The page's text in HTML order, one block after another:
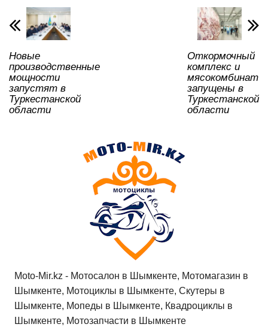
p
p
o
o
k
и
ть
Новые
производственные
мощности
запустят в
Туркестанской
области
Откормочный
комплекс и
мясокомбинат
запущены в
Туркестанской
области
Moto-Mir.kz - Мотосалон в Шымкенте, Мотомагазин в
Шымкенте, Мотоциклы в Шымкенте, Скутеры в
Шымкенте, Мопеды в Шымкенте, Квадроциклы в
Шымкенте, Мотозапчасти в Шымкенте